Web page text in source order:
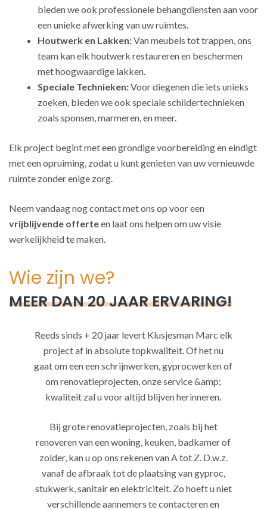
bieden we ook professionele behangdiensten aan voor
een unieke afwerking van uw ruimtes.
Houtwerk en Lakken:Van meubels tot trappen, ons
team kan elk houtwerk restaureren en beschermen
met hoogwaardige lakken.
Speciale Technieken:Voor diegenen die iets unieks
zoeken, bieden we ook speciale schildertechnieken
zoals sponsen, marmeren, en meer.
Elk project begint met een grondige voorbereiding en eindigt
met een opruiming, zodat u kunt genieten van uw vernieuwde
ruimte zonder enige zorg.
Neem vandaag nog contact met ons op voor een
vrijblijvende offerteen laat ons helpen om uw visie
werkelijkheid te maken.
Wie zijn we?
MEER DAN 20 JAAR ERVARING!
Reeds sinds + 20 jaar levert Klusjesman Marc elk
project af in absolute topkwaliteit. Of het nu
gaat om een een schrijnwerken, gyprocwerken of
om renovatieprojecten, onze service &amp;
kwaliteit zal u voor altijd blijven herinneren.
Bij grote renovatieprojecten, zoals bij het
renoveren van een woning, keuken, badkamer of
zolder, kan u op ons rekenen van A tot Z. D.w.z.
vanaf de afbraak tot de plaatsing van gyproc,
stukwerk, sanitair en elektriciteit. Zo hoeft u niet
verschillende aannemers te contacteren en